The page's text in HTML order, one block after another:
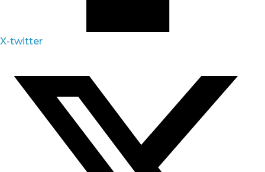
X-twitter